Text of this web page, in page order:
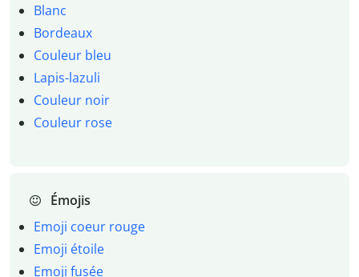
Blanc
Bordeaux
Couleur bleu
Lapis-lazuli
Couleur noir
Couleur rose
Émojis
Emoji coeur rouge
Emoji étoile
Emoji fusée